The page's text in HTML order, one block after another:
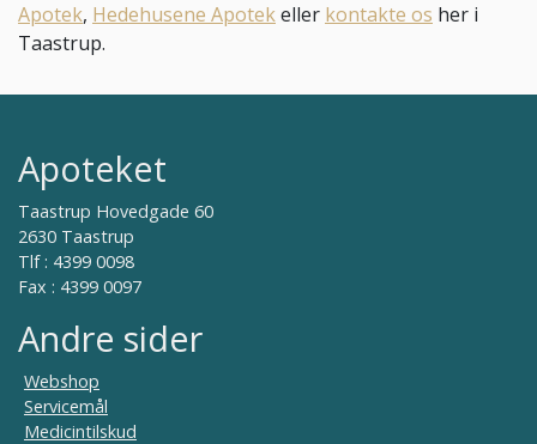
Apotek, Hedehusene Apotekeller kontakte os her i
Taastrup.
Apoteket
Taastrup Hovedgade 60
2630 Taastrup
Tlf : 4399 0098
Fax : 4399 0097
Andre sider
Webshop
Servicemål
Medicintilskud